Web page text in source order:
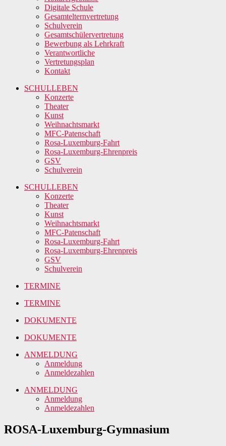
Digitale Schule
Gesamtelternvertretung
Schulverein
Gesamtschülervertretung
Bewerbung als Lehrkraft
Verantwortliche
Vertretungsplan
Kontakt
SCHULLEBEN
Konzerte
Theater
Kunst
Weihnachtsmarkt
MFC-Patenschaft
Rosa-Luxemburg-Fahrt
Rosa-Luxemburg-Ehrenpreis
GSV
Schulverein
SCHULLEBEN
Konzerte
Theater
Kunst
Weihnachtsmarkt
MFC-Patenschaft
Rosa-Luxemburg-Fahrt
Rosa-Luxemburg-Ehrenpreis
GSV
Schulverein
TERMINE
TERMINE
DOKUMENTE
DOKUMENTE
ANMELDUNG
Anmeldung
Anmeldezahlen
ANMELDUNG
Anmeldung
Anmeldezahlen
ROSA-Luxemburg-Gymnasium